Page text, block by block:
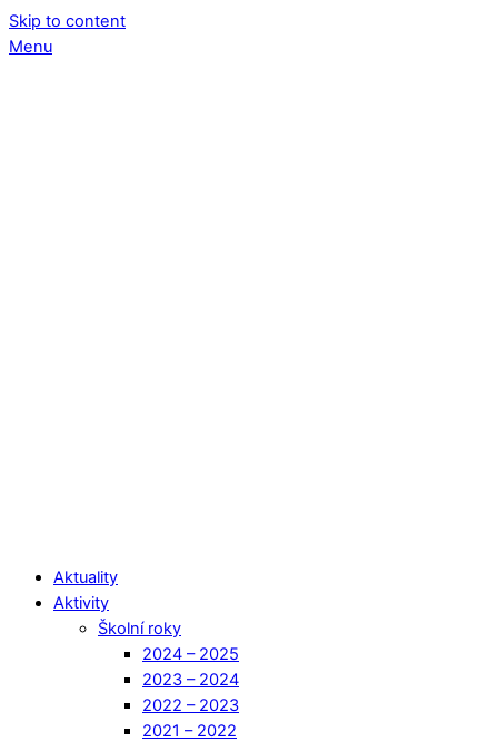
Skip to content
Menu
Aktuality
Aktivity
Školní roky
2024 – 2025
2023 – 2024
2022 – 2023
2021 – 2022